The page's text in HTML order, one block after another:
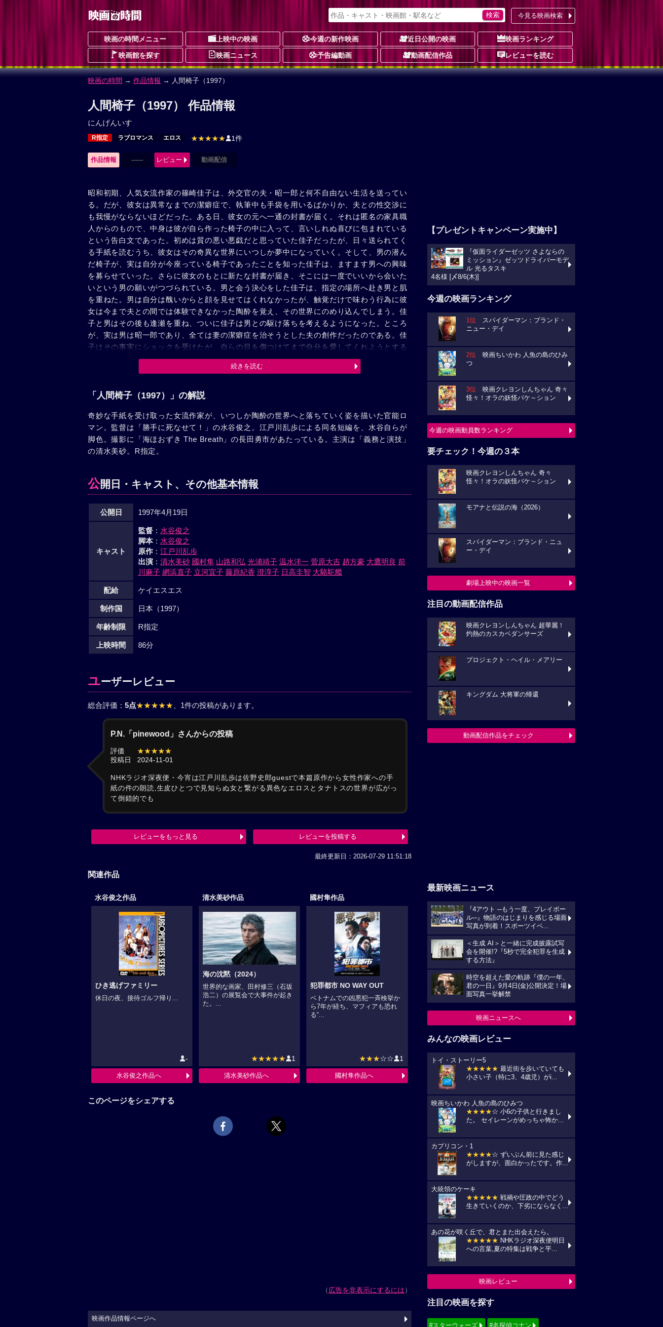
今見る映画検索
映画の時間メニュー 上映中の映画 今週の新作映画 近日公開の映画 映画ランキング
映画館を探す 映画ニュース 予告編動画 動画配信作品 レビューを読む
映画の時間 → 作品情報 → 人間椅子（1997）
人間椅子（1997） 作品情報
にんげんいす
R指定 ラブロマンス エロス ★★★★★ 1件
作品情報 ------ レビュー 動画配信
昭和初期、人気女流作家の篠崎佳子は、外交官の夫・昭一郎と何不自由ない生活を送ってい
る。だが、彼女は異常なまでの潔癖症で、執筆中も手袋を用いるばかりか、夫との性交渉に
も我慢がならないほどだった。ある日、彼女の元へ一通の封書が届く。それは匿名の家具職
人からのもので、中身は彼が自ら作った椅子の中に入って、言いしれぬ喜びに包まれている
という告白文であった。初めは質の悪い悪戯だと思っていた佳子だったが、日々送られてく
る手紙を読むうち、彼女はその奇異な世界にいつしか夢中になっていく。そして、男の潜ん
だ椅子が、実は自分が今座っている椅子であったことを知った佳子は、ますます男への興味
を募らせていった。さらに彼女のもとに新たな封書が届き、そこには一度でいいから会いた
いという男の願いがつづられている。男と会う決心をした佳子は、指定の場所へ赴き男と肌
を重ねた。男は自分は醜いからと顔を見せてはくれなかったが、触覚だけで味わう行為に彼
女は今まで夫との間では体験できなかった陶酔を覚え、その世界にのめり込んでしまう。佳
子と男はその後も逢瀬を重ね、ついに佳子は男との駆け落ちを考えるようになった。ところ
が、実は男は昭一郎であり、全ては妻の潔癖症を治そうとした夫の創作だったのである。佳
子はその事実にショックを受けたが、自らの目を傷つけてまで自分を愛してくれようとする
夫の気持ちを知り、夫と暮らしていこうと思い直した。それからのふたりは円満となり、子
続きを読む
「人間椅子（1997）」の解説
奇妙な手紙を受け取った女流作家が、いつしか陶酔の世界へと落ちていく姿を描いた官能ロ
マン。監督は「勝手に死なせて！」の水谷俊之。江戸川乱歩による同名短編を、水谷自らが
脚色。撮影に「海ほおずき The Breath」の長田勇市があたっている。主演は「義務と演技」
の清水美砂。R指定。
公開日・キャスト、その他基本情報
公開日 1997年4月19日
キャスト
監督： 水谷俊之
脚本： 水谷俊之
原作： 江戸川乱歩
出演： 清水美砂 國村隼 山路和弘 光浦靖子 温水洋一 菅原大吉 趙方豪 大鷹明良 前
川麻子 網浜直子 立河宜子 藤原紀香 澄淳子 日高圭智 大駱駝艦
配給 ケイエスエス
制作国 日本（1997）
年齢制限 R指定
上映時間 86分
ユーザーレビュー
総合評価： 5点★★★★★ 、1件の投稿があります。
P.N.「pinewood」さんからの投稿
評価
★★★★★
投稿日
2024-11-01
NHKラジオ深夜便・今宵は江戸川乱歩は佐野史郎guestで本篇原作から女性作家への手
紙の件の朗読,生皮ひとつで見知らぬ女と繋がる異色なエロスとタナトスの世界が広がっ
て倒錯的でも
レビューをもっと見る レビューを投稿する
最終更新日：2026-07-29 11:51:18
関連作品
水谷俊之作品
ひき逃げファミリー
休日の夜、接待ゴルフ帰り...
-
水谷俊之作品へ
清水美砂作品
海の沈黙（2024）
世界的な画家、田村修三（石坂
浩二）の展覧会で大事件が起き
た。...
★★★★★ 1
清水美砂作品へ
國村隼作品
犯罪都市 NO WAY OUT
ベトナムでの凶悪犯一斉検挙か
ら7年が経ち、マフィアも恐れ
る“...
★★★☆☆ 1
國村隼作品へ
このページをシェアする
（広告を非表示にするには）
【プレゼントキャンペーン実施中】
『仮面ライダーゼッツ さよならの
ミッション』ゼッツドライバーモデ
ル 光るタスキ
4名様 [〆8/6(木)]
今週の映画ランキング
1位 スパイダーマン：ブランド・
ニュー・デイ
2位 映画ちいかわ 人魚の島のひみ
つ
3位 映画クレヨンしんちゃん 奇々
怪々！オラの妖怪バケ～ション
今週の映画動員数ランキング
要チェック！今週の３本
映画クレヨンしんちゃん 奇々
怪々！オラの妖怪バケ～ション
モアナと伝説の海（2026）
スパイダーマン：ブランド・ニュ
ー・デイ
劇場上映中の映画一覧
注目の動画配信作品
映画クレヨンしんちゃん 超華麗！
灼熱のカスカベダンサーズ
プロジェクト・ヘイル・メアリー
キングダム 大将軍の帰還
動画配信作品をチェック
最新映画ニュース
『4アウト ─もう一度、プレイボー
ル─』物語のはじまりを感じる場面
写真が到着！スポーツイベ...
＜生成 AI＞と一緒に完成披露試写
会を開催!?『5秒で完全犯罪を生成
する方法』
時空を超えた愛の軌跡『僕の一年、
君の一日』9月4日(金)公開決定！場
面写真一挙解禁
映画ニュースへ
みんなの映画レビュー
トイ・ストーリー5
★★★★★ 最近街を歩いていても
小さい子（特に3、4歳児）がi...
映画ちいかわ 人魚の島のひみつ
★★★★☆ 小6の子供と行きまし
た。 セイレーンがめっちゃ怖か...
カプリコン・1
★★★★☆ ずいぶん前に見た感じ
がしますが、面白かったです。作...
大統領のケーキ
★★★★★ 戦禍や圧政の中でどう
生きていくのか、下劣にならなく...
あの花が咲く丘で、君とまた出会えたら。
★★★★★ NHKラジオ深夜便明日
への言葉,夏の特集は戦争と平...
映画レビュー
注目の映画を探す
#スターウォーズ #名探偵コナン
映画作品情報ページへ